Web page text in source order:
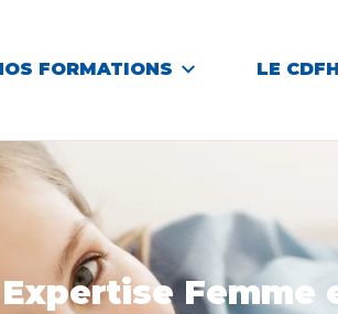
FORMATIONS LE CDFH
Expertise Femme